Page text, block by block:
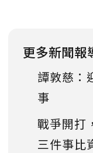
更多新聞報
譚敦慈：
事
戰爭開打
三件事比